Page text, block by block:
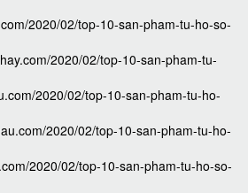
2020/02/top-10-san-pham-tu-ho-so-
2020/02/top-10-san-pham-tu-
2020/02/top-10-san-pham-tu-ho-
2020/02/top-10-san-pham-tu-ho-
2020/02/top-10-san-pham-tu-ho-so-